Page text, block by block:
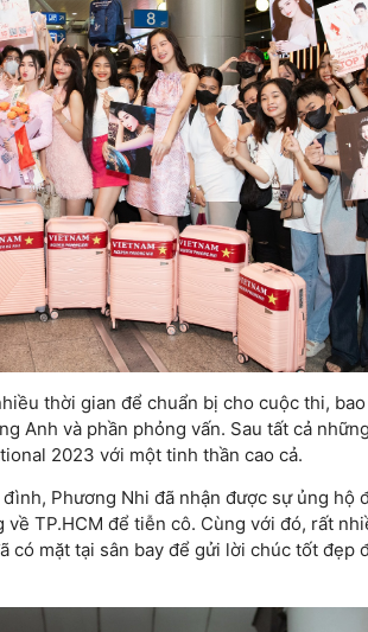
thời gian để chuẩn bị cho cuộc thi,
Anh và phần phỏng vấn. Sau tất cả
2023 với một tinh thần cao cả.
Phương Nhi đã nhận được sự ủng hộ
TP.HCM để tiễn cô. Cùng với đó, rất
có mặt tại sân bay để gửi lời chúc tốt đẹp